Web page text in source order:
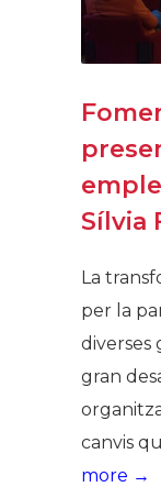
Sílvia
La
per la
diverses
gran
canvis
more →